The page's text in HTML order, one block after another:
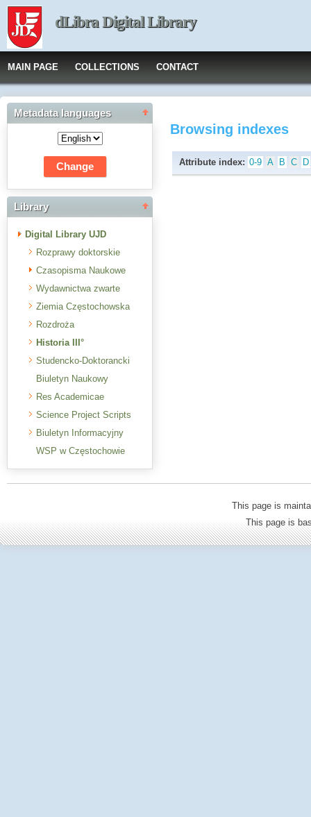
dLibra Digital Library
MAIN PAGE COLLECTIONS CONTACT
Metadata languages
Library
Digital Library UJD
Rozprawy doktorskie
Czasopisma Naukowe
Wydawnictwa zwarte
Ziemia Częstochowska
Rozdroża
Historia III°
Studencko-Doktorancki
Biuletyn Naukowy
Res Academicae
Science Project Scripts
Biuletyn Informacyjny
WSP w Częstochowie
Browsing indexes
Attribute index: 0-9 A B C D
This page is
This page is